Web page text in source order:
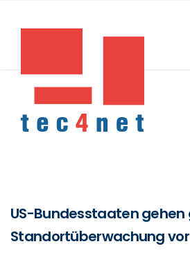
US-Bundesstaaten
Standortüberwachung vor